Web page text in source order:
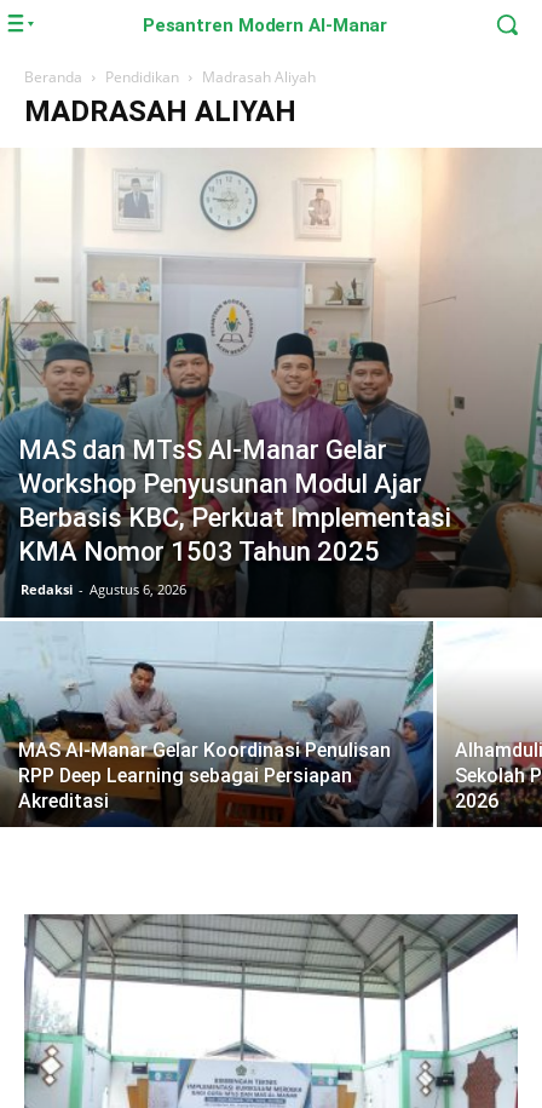
Pesantren Modern Al-Manar
Beranda Pendidikan Madrasah Aliyah
MADRASAH ALIYAH
MAS dan MTsS Al-Manar Gelar
Workshop Penyusunan Modul Ajar
Berbasis KBC, Perkuat Implementasi
KMA Nomor 1503 Tahun 2025
Redaksi - Agustus 6, 2026
MAS Al-Manar Gelar Koordinasi Penulisan
RPP Deep Learning sebagai Persiapan
Akreditasi
Sekolah
2026